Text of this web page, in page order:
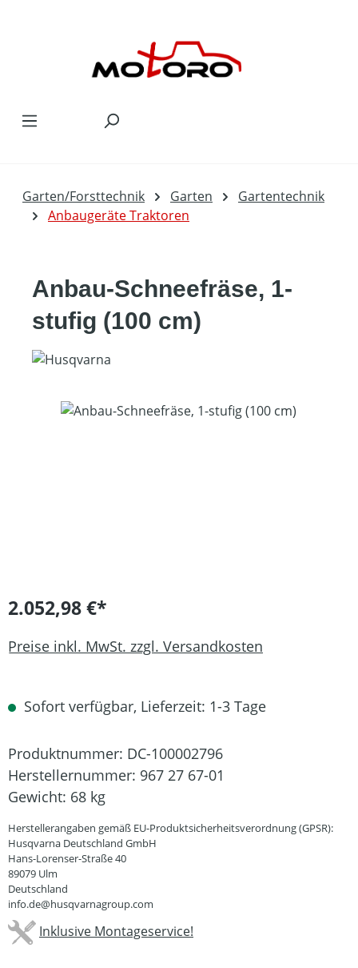
Garten/Forsttechnik Garten
Gartentechnik
Anbaugeräte Traktoren
Anbau-Schneefräse, 1-
stufig (100 cm)
Bildergalerie überspringen
2.052,98 €*
Preise inkl. MwSt. zzgl. Versandkosten
Sofort verfügbar, Lieferzeit: 1-3 Tage
Produktnummer: DC-100002796
Herstellernummer: 967 27 67-01
Gewicht: 68 kg
Herstellerangaben gemäß EU-Produktsicherheitsverordnung (GPSR):
Husqvarna Deutschland GmbH
Hans-Lorenser-Straße 40
89079 Ulm
Deutschland
info.de@husqvarnagroup.com
Inklusive Montageservice!